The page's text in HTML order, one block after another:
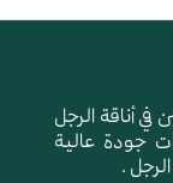
أناقة الرجل
جودة عالية
.